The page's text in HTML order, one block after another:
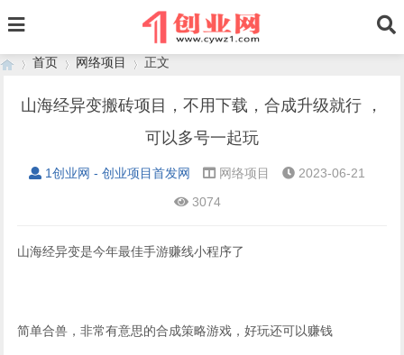
首页 网络项目 正文
山海经异变搬砖项目，不用下载，合成升级就行 ，
可以多号一起玩
1创业网 - 创业项目首发网 网络项目
2023-06-21
3074
山海经异变是今年最佳手游赚线小程序了
简单合兽，非常有意思的合成策略游戏，好玩还可以赚钱